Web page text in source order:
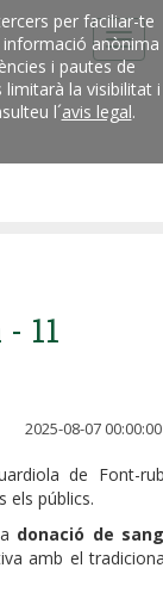
per faciliar-te
anònima
i pautes de
limitarà la visibilitat i
l´avis legal.
11
2025-08-07 00:00:00
de Font-
els públics.
donació de sang
amb el